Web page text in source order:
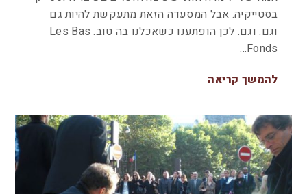
בסטייקיה. אבל המסעדה הזאת מתעקשת להיות גם
וגם. וגם. לכן הופתענו כשאכלנו בה טוב. Les Bas
Fonds…
להמשך קריאה